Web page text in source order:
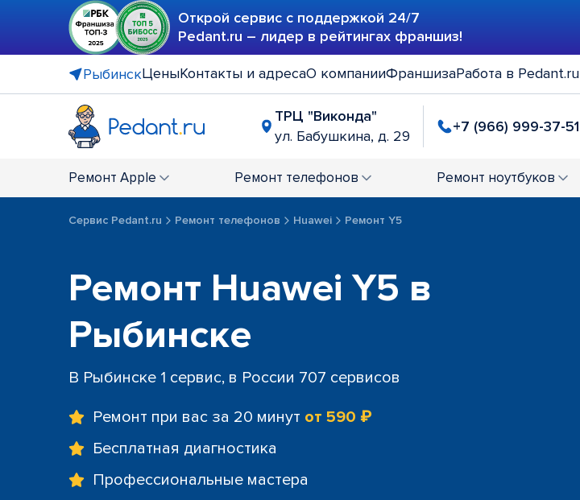
Открой сервис с поддержкой 24/7
Pedant.ru – лидер в рейтингах франшиз!
РыбинскЦеныКонтакты и адресаО компанииФраншизаРабота в Pedant.ru
ТРЦ "Виконда"
ул. Бабушкина, д. 29
+7 (966) 999-37-51
Ремонт Apple Ремонт телефонов Ремонт ноутбуков
Сервис Pedant.ru Ремонт телефонов Huawei Ремонт Y5
Ремонт Huawei Y5 в
Рыбинске
В Рыбинске 1 сервис, в России 707 сервисов
Ремонт при вас за 20 минут от 590 ₽
Бесплатная диагностика
Профессиональные мастера